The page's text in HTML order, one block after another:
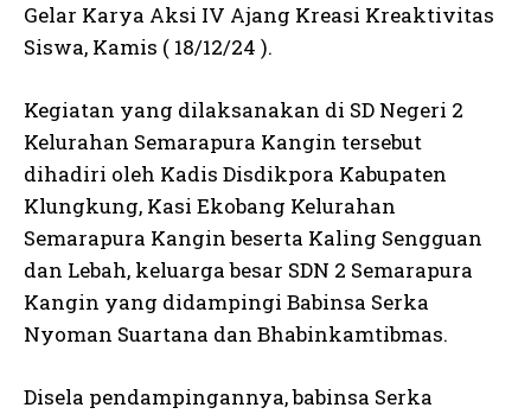
Gelar Karya Aksi IV Ajang Kreasi Kreaktivitas
Siswa, Kamis ( 18/12/24 ).
Kegiatan yang dilaksanakan di SD Negeri 2
Kelurahan Semarapura Kangin tersebut
dihadiri oleh Kadis Disdikpora Kabupaten
Klungkung, Kasi Ekobang Kelurahan
Semarapura Kangin beserta Kaling Sengguan
dan Lebah, keluarga besar SDN 2 Semarapura
Kangin yang didampingi Babinsa Serka
Nyoman Suartana dan Bhabinkamtibmas.
Disela pendampingannya, babinsa Serka